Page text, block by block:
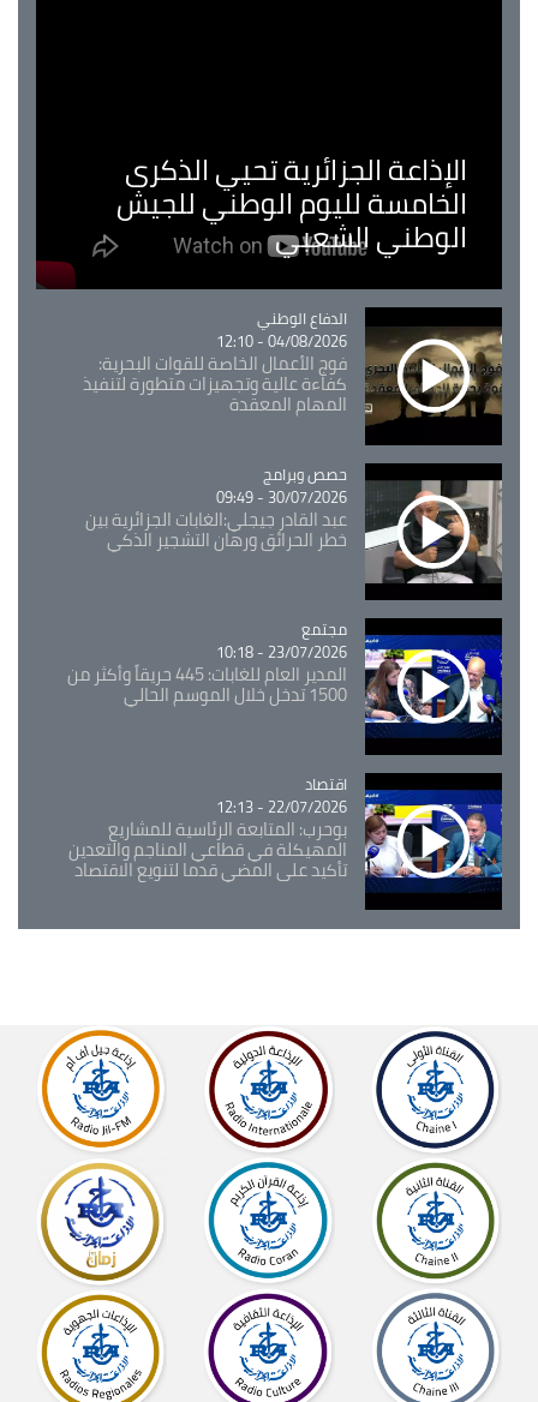
الإذاعة الجزائرية تحيي الذكرى
الخامسة لليوم الوطني للجيش
الوطني الشعبي
Catégorie
الدفاع الوطني
04/08/2026 - 12:10
فوج الأعمال الخاصة للقوات البحرية:
كفاءة عالية وتجهيزات متطورة لتنفيذ
المهام المعقدة
Catégorie
حصص وبرامج
30/07/2026 - 09:49
عبد القادر جيجلي:الغابات الجزائرية بين
خطر الحرائق ورهان التشجير الذكي
Catégorie
مجتمع
23/07/2026 - 10:18
المدير العام للغابات: 445 حريقاً وأكثر من
1500 تدخل خلال الموسم الحالي
Catégorie
اقتصاد
22/07/2026 - 12:13
بوحرب: المتابعة الرئاسية للمشاريع
المهيكلة في قطاعي المناجم والتعدين
تأكيد على المضي قدما لتنويع الاقتصاد